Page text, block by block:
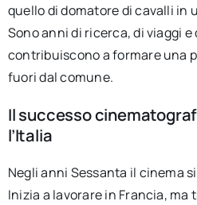
quello di domatore di cavalli in
Sono anni di ricerca, di viaggi
contribuiscono a formare una
fuori dal comune.
Il successo
l’Italia
Negli anni Sessanta il cinema
Inizia a lavorare in Francia, ma